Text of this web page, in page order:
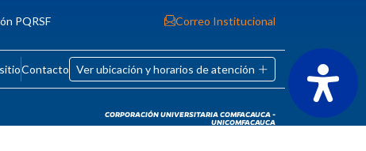
PQRSF Correo Institucional
Contacto Ver ubicación y horarios de atención
CORPORACIÓN UNIVERSITARIA COMFACAUCA -
UNICOMFACAUCA